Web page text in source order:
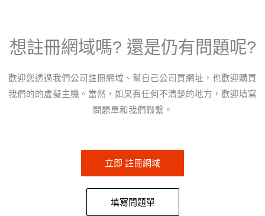
想註冊網域嗎? 還是仍有問題呢?
歡迎您透過我們公司註冊網域、幫自己公司買網址，也歡迎購買
我們的的虛擬主機。當然，如果有任何不清楚的地方，歡迎填寫
問題單和我們聯繫。
立即 註冊網域
填寫問題單